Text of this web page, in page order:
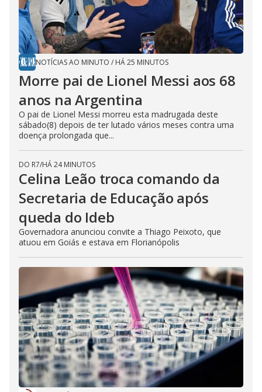
NOTÍCIAS AO MINUTO / HÁ 25 MINUTOS
Morre pai de Lionel Messi aos 68
anos na Argentina
O pai de Lionel Messi morreu esta madrugada deste
sábado(8) depois de ter lutado vários meses contra uma
doença prolongada que...
DO R7/HÁ 24 MINUTOS
Celina Leão troca comando da
Secretaria de Educação após
queda do Ideb
Governadora anunciou convite a Thiago Peixoto, que
atuou em Goiás e estava em Florianópolis